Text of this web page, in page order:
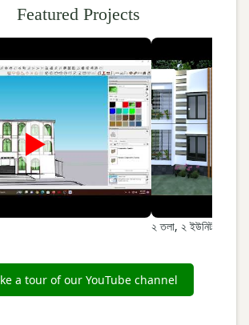
Featured Projects
►
২ তলা, ২ ইউনিট –কামাত
a tour of our YouTube channel